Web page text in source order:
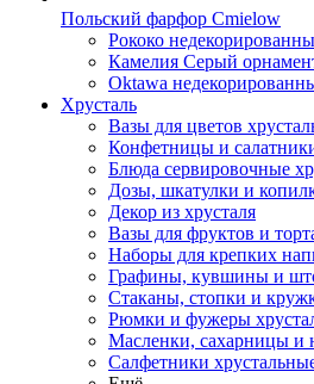
Польский фарфор Сmielow
Рококо
Камелия Серый
Oktawa
Хрусталь
Вазы для цветов
Конфетницы и
Блюда сервировочные
Дозы, шкатулки и
Декор из хрусталя
Вазы для фруктов и
Наборы для крепких
Графины, кувшины и
Стаканы, стопки и
Рюмки и фужеры
Масленки, сахарницы и
Салфетники